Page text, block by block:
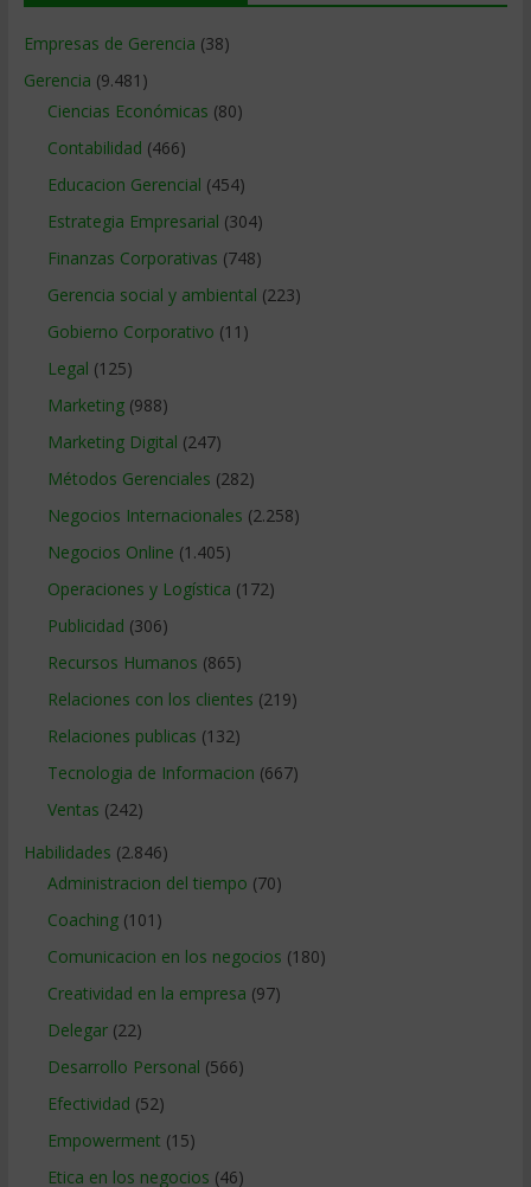
Empresas de Gerencia (38)
Gerencia (9.481)
Ciencias Económicas (80)
Contabilidad (466)
Educacion Gerencial (454)
Estrategia Empresarial (304)
Finanzas Corporativas (748)
Gerencia social y ambiental (223)
Gobierno Corporativo (11)
Legal (125)
Marketing(988)
Marketing Digital (247)
Métodos Gerenciales (282)
Negocios Internacionales (2.258)
Negocios Online (1.405)
Operaciones y Logística (172)
Publicidad (306)
Recursos Humanos (865)
Relaciones con los clientes (219)
Relaciones publicas (132)
Tecnologia de Informacion (667)
Ventas (242)
Habilidades (2.846)
Administracion del tiempo (70)
Coaching(101)
Comunicacion en los negocios (180)
Creatividad en la empresa (97)
Delegar(22)
Desarrollo Personal (566)
Efectividad (52)
Empowerment (15)
Etica en los negocios (46)